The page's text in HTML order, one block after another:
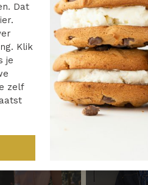
Dat
Klik
je
zelf